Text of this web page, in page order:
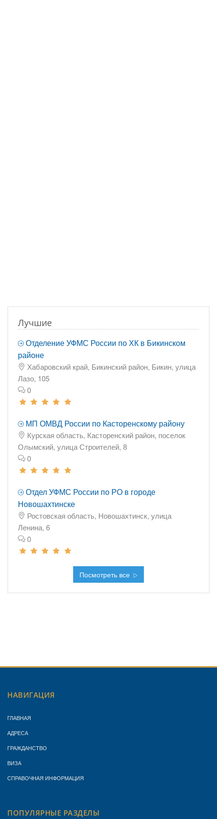
Лучшие
Отделение УФМС России по ХК в Бикинском
районе
Хабаровский край, Бикинский район, Бикин, улица
Лазо, 105
0
МП ОМВД России по Касторенскому району
Курская область, Касторенский район, поселок
Олымский, улица Строителей, 8
0
Отдел УФМС России по РО в городе
Новошахтинске
Ростовская область, Новошахтинск, улица
Ленина, 6
0
Посмотреть все
НАВИГАЦИЯ
ГЛАВНАЯ
АДРЕСА
ГРАЖДАНСТВО
ВИЗА
СПРАВОЧНАЯ ИНФОРМАЦИЯ
ПОПУЛЯРНЫЕ РАЗДЕЛЫ